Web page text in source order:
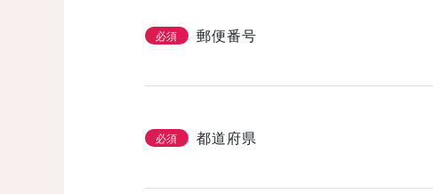
必須 郵便番号
必須 都道府県